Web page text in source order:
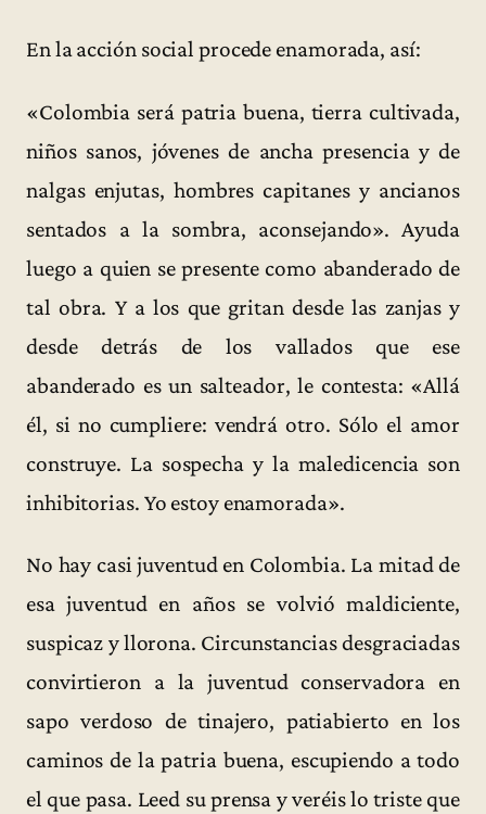
En la acción social procede enamorada, así:
«Colombia será patria buena, tierra cultivada,
niños sanos, jóvenes de ancha presencia y de
nalgas enjutas, hombres capitanes y ancianos
sentados a la sombra, aconsejando». Ayuda
luego a quien se presente como abanderado de
tal obra. Y a los que gritan desde las zanjas y
desde detrás de los vallados que ese
abanderado es un salteador, le contesta: «Allá
él, si no cumpliere: vendrá otro. Sólo el amor
construye. La sospecha y la maledicencia son
inhibitorias. Yo estoy enamorada».
No hay casi juventud en Colombia. La mitad de
esa juventud en años se volvió maldiciente,
suspicaz y llorona. Circunstancias desgraciadas
convirtieron a la juventud conservadora en
sapo verdoso de tinajero, patiabierto en los
caminos de la patria buena, escupiendo a todo
el que pasa. Leed su prensa y veréis lo triste que